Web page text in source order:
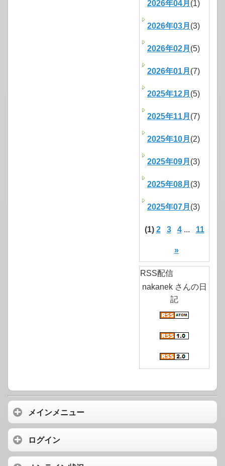
2026年04月 (1)
2026年03月 (3)
2026年02月 (5)
2026年01月 (7)
2025年12月 (5)
2025年11月 (7)
2025年10月 (2)
2025年09月 (3)
2025年08月 (3)
2025年07月 (3)
(1) 2 3 4... 11
»
RSS配信
nakanek さんの日
記
メインメニュー
ログイン